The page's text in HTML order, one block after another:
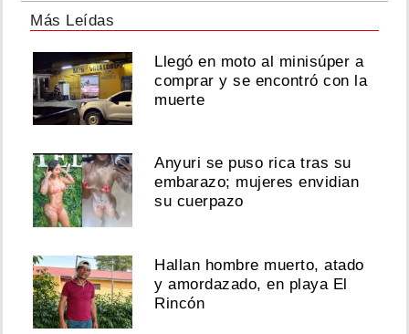
Más Leídas
Llegó en moto al minisúper a
comprar y se encontró con la
muerte
Anyuri se puso rica tras su
embarazo; mujeres envidian
su cuerpazo
Hallan hombre muerto, atado
y amordazado, en playa El
Rincón